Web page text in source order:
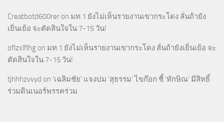
Creatbotd600rer on มท.1 ยังไม่เห็นรายงานเขากระโดง ลั่นถ้ายัง
เยิ่นเย้อ จะตัดสินใจใน 7-15 วัน!
oflzxlflhg on มท.1 ยังไม่เห็นรายงานเขากระโดง ลั่นถ้ายังเยิ่นเย้อ จะ
ตัดสินใจใน 7-15 วัน!
tjhhhzvvyd on ‘เฉลิมชัย’ แจงปม ‘สุธรรม’ ไขก๊อก ชี้ ‘ทักษิณ’ มีสิทธิ์
ร่วมดินเนอร์พรรคร่วม